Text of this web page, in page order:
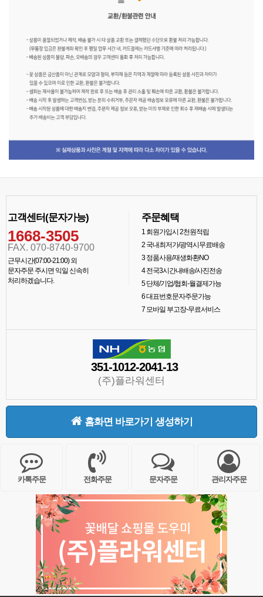
고객센터(문자가능)
1668-3505
FAX. 070-8740-9700
근무시간(07:00-21:00) 외
문자주문 주시면 익일 신속히
처리하겠습니다.
주문혜택
1회원가입시 2천원적립
2국내최저가/광역시무료배송
3정품사용/재생화환NO
4전국3시간내배송/사진전송
5단체/기업/협회-월결제가능
6대표번호문자주문가능
7모바일 부고장-무료서비스
351-1012-2041-13
(주)플라워센터
홈화면 바로가기 생성하기
카톡주문 전화주문 문자주문 관리자주문